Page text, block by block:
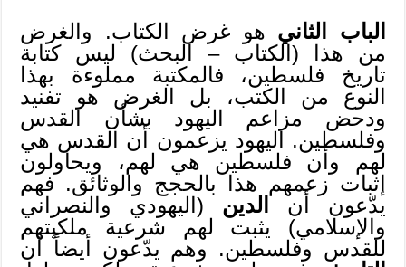
الباب الثاني هو غرض الكتاب. والغرض
من هذا (الكتاب – البحث) ليس كتابة
تاريخ فلسطين، فالمكتبة مملوءة بهذا
النوع من الكتب، بل الغرض هو تفنيد
ودحض مزاعم اليهود بشأن القدس
وفلسطين. اليهود يزعمون أن القدس هي
لهم وأن فلسطين هي لهم، ويحاولون
إثبات زعمهم هذا بالحجج والوثائق. فهم
يدّعون أنالدين (اليهودي والنصراني
والإسلامي) يثبت لهم شرعية ملكيتهم
للقدس وفلسطين. وهم يدّعون أيضاً أن